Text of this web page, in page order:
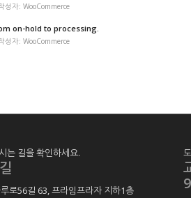
자: WooCommerce
on-hold to processing.
자: WooCommerce
는 길을 확인하세요.
로56길 63, 프라임프라자 지하1층